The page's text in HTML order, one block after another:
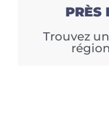
PRÈS
Trouvez